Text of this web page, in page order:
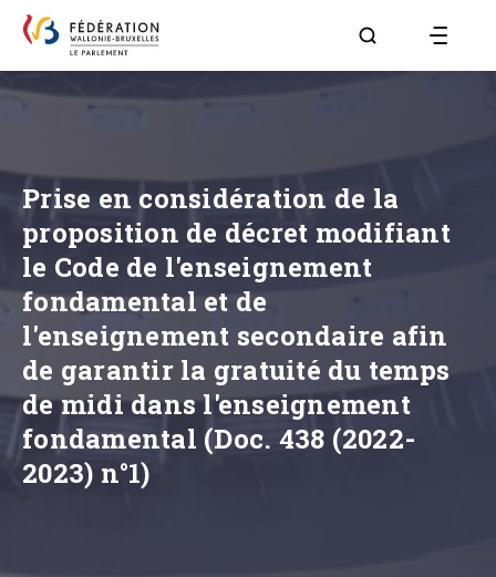
Aller à la page
Prise en considération de la
proposition de décret modifiant
le Code de l'enseignement
fondamental et de
l'enseignement secondaire afin
de garantir la gratuité du temps
de midi dans l'enseignement
fondamental (Doc. 438 (2022-
2023) n°1)